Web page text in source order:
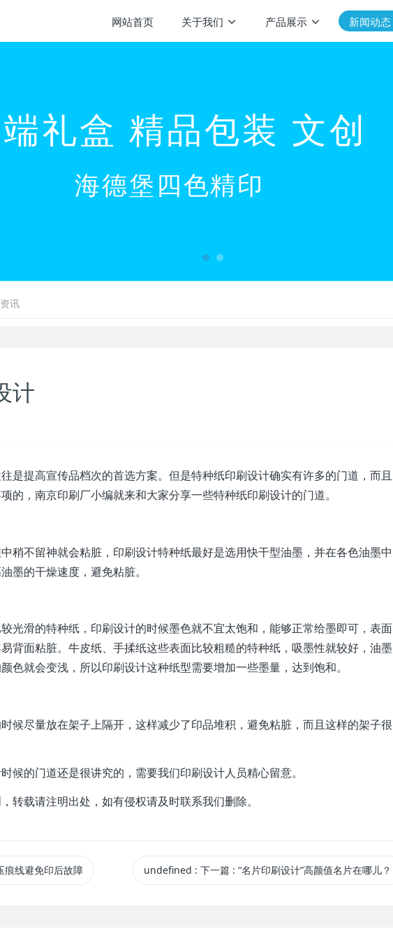
网站首页 关于我们 产品展示 新闻动态
讯
计
是提高宣传品档次的首选方案。但是特种纸印刷设计确实有许多的门道，而且
的，南京印刷厂小编就来和大家分享一些特种纸印刷设计的门道。
稍不留神就会粘脏，印刷设计特种纸最好是选用快干型油墨，并在各色油墨中
墨的干燥速度，避免粘脏。
光滑的特种纸，印刷设计的时候墨色就不宜太饱和，能够正常给墨即可，表面
背面粘脏。牛皮纸、手揉纸这些表面比较粗糙的特种纸，吸墨性就较好，油墨
色就会变浅，所以印刷设计这种纸型需要增加一些墨量，达到饱和。
候尽量放在架子上隔开，这样减少了印品堆积，避免粘脏，而且这样的架子很
候的门道还是很讲究的，需要我们印刷设计人员精心留意。
转载请注明出处，如有侵权请及时联系我们删除。
痕线避免印后故障 undefined :下一篇 : “名片印刷设计”高颜值名片在哪儿？